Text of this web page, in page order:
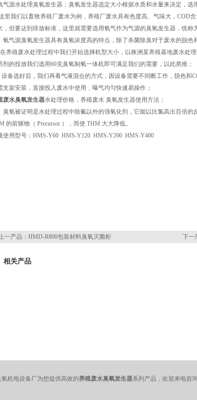
气源水处理臭氧发生器；臭氧发生器选定大小根据水质和水量来决定，选
我们以畜牧养殖厂废水为例，养殖厂废水具有色度高、气味大，COD
，但要达到排放标准，这里就需要选用氧气作为气源的臭氧发生器，统称
源臭氧发生器具有臭氧浓度高的特点，除了杀菌除臭对于废水的脱色
殖废水处理过程中我们开始选择机型大小，以株洲某养殖基地废水处理
剂的投放我们选用60克臭氧制氧一体机即可满足我们的需要，以此类推；
选好后，我们再看气液混合的方式，因设备需要不间断工作，脱色和
支架安装，直接投入废水中使用，曝气均匀快速易操作；
废水臭氧发生器水处理价格，养殖废水 臭氧发生器使用方法；
被证明是水处理过程中除氟以外的强氧化剂，它能以比氯高出百倍的
的前驱物（ Precursor ），而使 THM 大大降低。
使用型号：HMS-Y60 HMS-Y120 HMS-Y200 HMS-Y400
一产品： HMD-R800包装材料臭氧灭菌柜 下一
相关产品
机电设备厂为您提供高效的养殖废水臭氧发生器系列产品，欢迎来电咨询